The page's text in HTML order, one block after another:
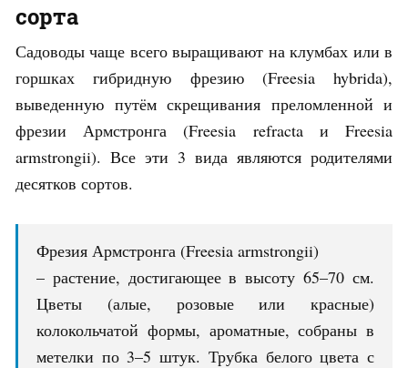
сорта
Садоводы чаще всего выращивают на клумбах или в
горшках гибридную фрезию (Freesia hybrida),
выведенную путём скрещивания преломленной и
фрезии Армстронга (Freesia refracta и Freesia
armstrongii). Все эти 3 вида являются родителями
десятков сортов.
Фрезия Армстронга (Freesia armstrongii)
– растение, достигающее в высоту 65–70 см.
Цветы (алые, розовые или красные)
колокольчатой формы, ароматные, собраны в
метелки по 3–5 штук. Трубка белого цвета с